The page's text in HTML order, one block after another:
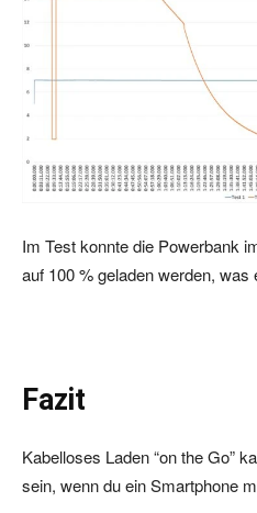
Im Test konnte die Powerbank
auf 100 % geladen werden, was
Fazit
Kabelloses Laden “on the Go”
sein, wenn du ein Smartphone